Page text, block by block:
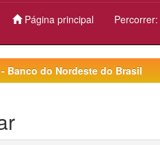
Página principal Percorrer:
- Banco do Nordeste do Brasil